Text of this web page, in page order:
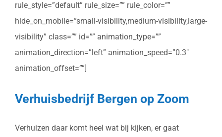
rule_style=”default” rule_size=”” rule_color=””
hide_on_mobile=”small-visibility,medium-visibility,large-
visibility” class=”” id=”” animation_type=””
animation_direction=”left” animation_speed=”0.3″
animation_offset=””]
Verhuisbedrijf Bergen op Zoom
Verhuizen daar komt heel wat bij kijken, er gaat